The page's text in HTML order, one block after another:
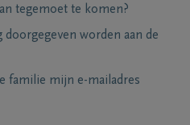
tegemoet te komen?
worden aan de
familie mijn e-mailadres